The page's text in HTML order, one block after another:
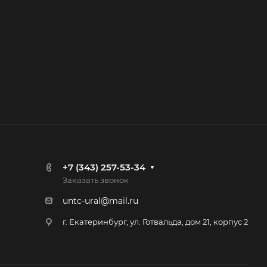
+7 (343) 257-53-34
Заказать звонок
untc-ural@mail.ru
г. Екатеринбург, ул. Готвальда, дом 21, корпус 2